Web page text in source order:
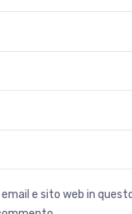
e sito web in